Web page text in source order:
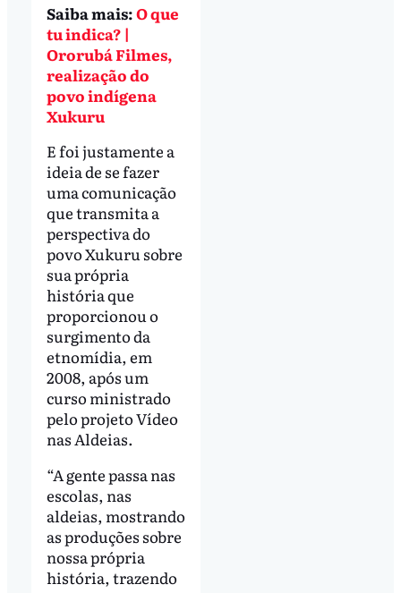
Saiba mais:O que
tu indica? |
Ororubá Filmes,
realização do
povo indígena
Xukuru
E foi justamente a
ideia de se fazer
uma comunicação
que transmita a
perspectiva do
povo Xukuru sobre
sua própria
história que
proporcionou o
surgimento da
etnomídia, em
2008, após um
curso ministrado
pelo projeto Vídeo
nas Aldeias.
“A gente passa nas
escolas, nas
aldeias, mostrando
as produções sobre
nossa própria
história, trazendo